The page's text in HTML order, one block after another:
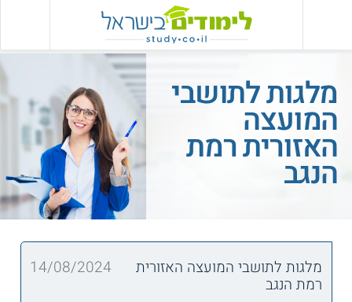
מלגות לתושבי
המועצה
האזורית רמת
הנגב
מלגות לתושבי המועצה האזורית
רמת הנגב
14/08/2024